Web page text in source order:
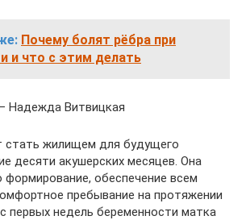
Почему болят рёбра при
и что с этим делать
Надежда Витвицкая
стать жилищем для будущего
десяти акушерских месяцев. Она
формирование, обеспечение всем
пребывание на протяжении
первых недель беременности матка